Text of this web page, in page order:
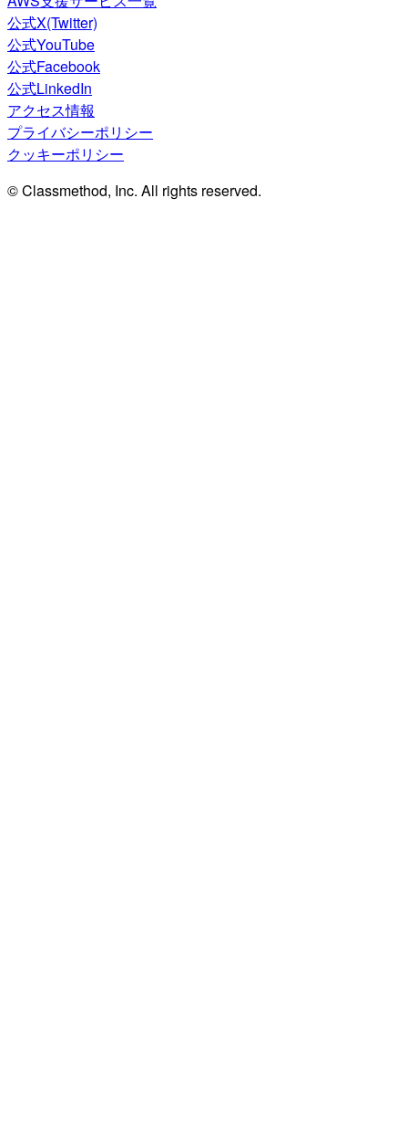
公式X(Twitter)
公式YouTube
公式Facebook
公式LinkedIn
アクセス情報
プライバシーポリシー
クッキーポリシー
© Classmethod, Inc. All rights reserved.